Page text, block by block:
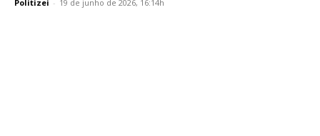
Politizei - 19 de junho de 2026, 16:14h